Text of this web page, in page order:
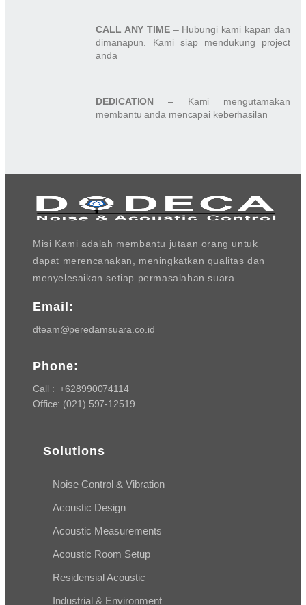
CALL ANY TIME– Hubungi kami kapan dan
dimanapun. Kami siap mendukung project
anda
DEDICATION – Kami mengutamakan
membantu anda mencapai keberhasilan
Misi Kami adalah membantu jutaan orang untuk
dapat merencanakan, meningkatkan qualitas dan
menyelesaikan setiap permasalahan suara.
Email:
dteam@peredamsuara.co.id
Phone:
Call :+628990074114
Office: (021) 597-12519
Solutions
Noise Control & Vibration
Acoustic Design
Acoustic Measurements
Acoustic Room Setup
Residensial Acoustic
Industrial & Environment